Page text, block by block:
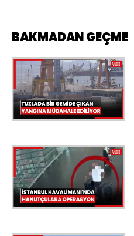
BAKMADAN GEÇME